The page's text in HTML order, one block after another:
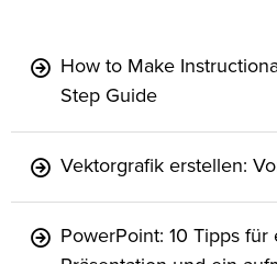
How to Make
Step Guide
Vektorgrafik erstellen:
PowerPoint: 10 Tipps